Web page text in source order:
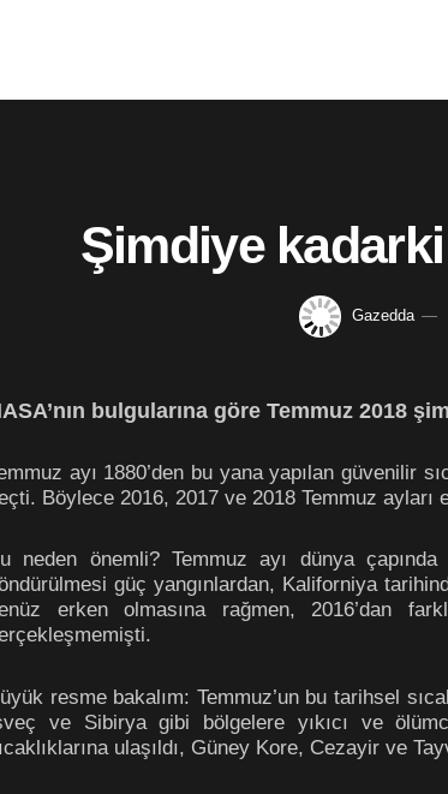
Şimdiye
Gazedda
bulgularına göre Temmuz 2018
ayı 1880’den bu yana yapılan güvenilir
Böylece 2016, 2017 ve 2018 Temmuz ayları
neden önemli? Temmuz ayı dünya çapında
güç yangınlardan, Kaliforniya
erken olmasına rağmen, 2016’dan
resme bakalım: Temmuz’un bu tarihsel
ve Sibirya gibi bölgelere yıkıcı ve
ulaşıldı, Güney Kore, Cezayir ve